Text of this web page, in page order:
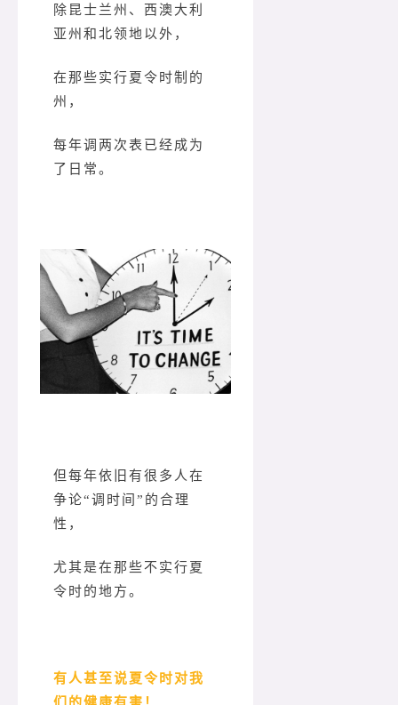
除昆士兰州、西澳大利
亚州和北领地以外，
在那些实行夏令时制的
州，
每年调两次表已经成为
了日常。
但每年依旧有很多人在
争论“调时间”的合理
性，
尤其是在那些不实行夏
令时的地方。
有人甚至说夏令时对我
们的健康有害！